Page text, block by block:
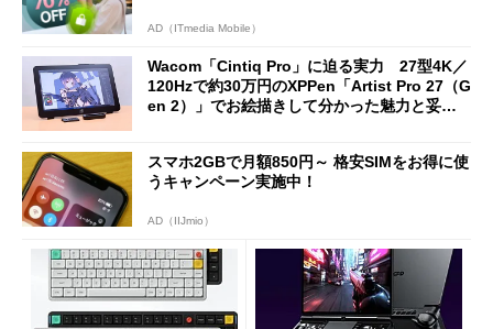
AD（ITmedia Mobile）
Wacom「Cintiq Pro」に迫る実力 27型4K／
120Hzで約30万円のXPPen「Artist Pro 27（G
en 2）」でお絵描きして分かった魅力と妥協
スマホ2GBで月額850円～ 格安SIMをお得に使
うキャンペーン実施中！
AD（IIJmio）